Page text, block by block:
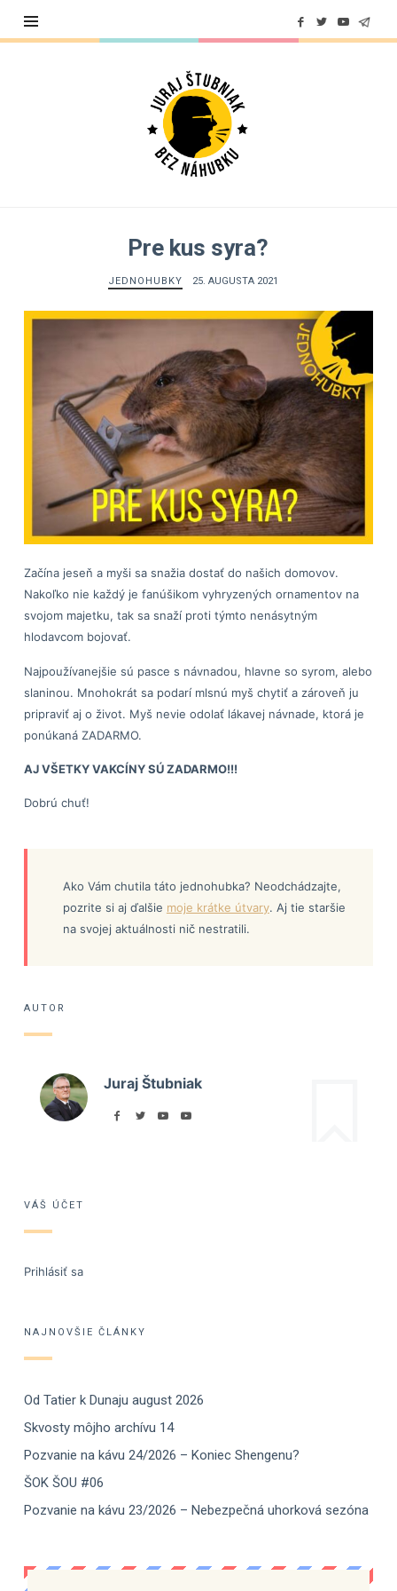
Juraj
Štubniak
Pre kus syra?
JEDNOHUBKY 25. AUGUSTA 2021
Začína jeseň a myši sa snažia dostať do našich domovov.
Nakoľko nie každý je fanúšikom vyhryzených ornamentov na
svojom majetku, tak sa snaží proti týmto nenásytným
hlodavcom bojovať.
Najpoužívanejšie sú pasce s návnadou, hlavne so syrom, alebo
slaninou. Mnohokrát sa podarí mlsnú myš chytiť a zároveň ju
pripraviť aj o život. Myš nevie odolať lákavej návnade, ktorá je
ponúkaná ZADARMO.
AJ VŠETKY VAKCÍNY SÚ ZADARMO!!!
Dobrú chuť!
Ako Vám chutila táto jednohubka? Neodchádzajte,
pozrite si aj ďalšie moje krátke útvary. Aj tie staršie
na svojej aktuálnosti nič nestratili.
AUTOR
Juraj Štubniak
VÁŠ ÚČET
Prihlásiť sa
NAJNOVŠIE ČLÁNKY
Od Tatier k Dunaju august 2026
Skvosty môjho archívu 14
Pozvanie na kávu 24/2026 – Koniec Shengenu?
ŠOK ŠOU #06
Pozvanie na kávu 23/2026 – Nebezpečná uhorková sezóna